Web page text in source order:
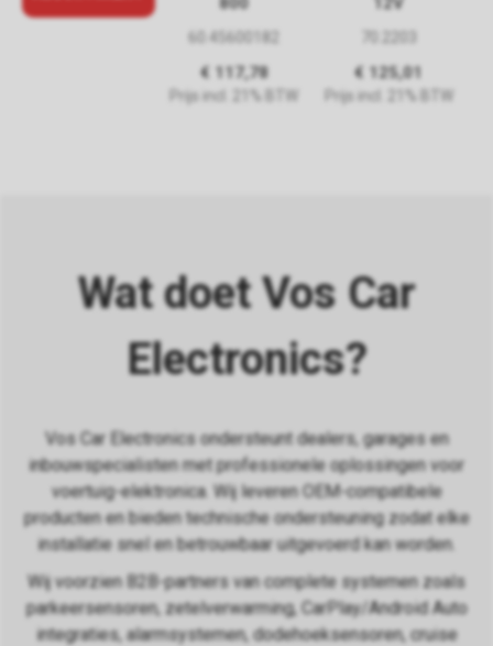
€ 125,01
Prijs incl. 21% BTW
€ 216,59
Prijs incl. 21%
Wat doet Vos Car
Electronics?
Vos Car Electronics ondersteunt dealers, garages en
inbouwspecialisten met professionele oplossingen voor
voertuig-elektronica. Wij leveren OEM-compatibele
producten en bieden technische ondersteuning zodat elke
installatie snel en betrouwbaar uitgevoerd kan worden.
Wij voorzien B2B-partners van complete systemen zoals
parkeersensoren, zetelverwarming, CarPlay/Android Auto
integraties, alarmsystemen, dodehoeksensoren, cruise